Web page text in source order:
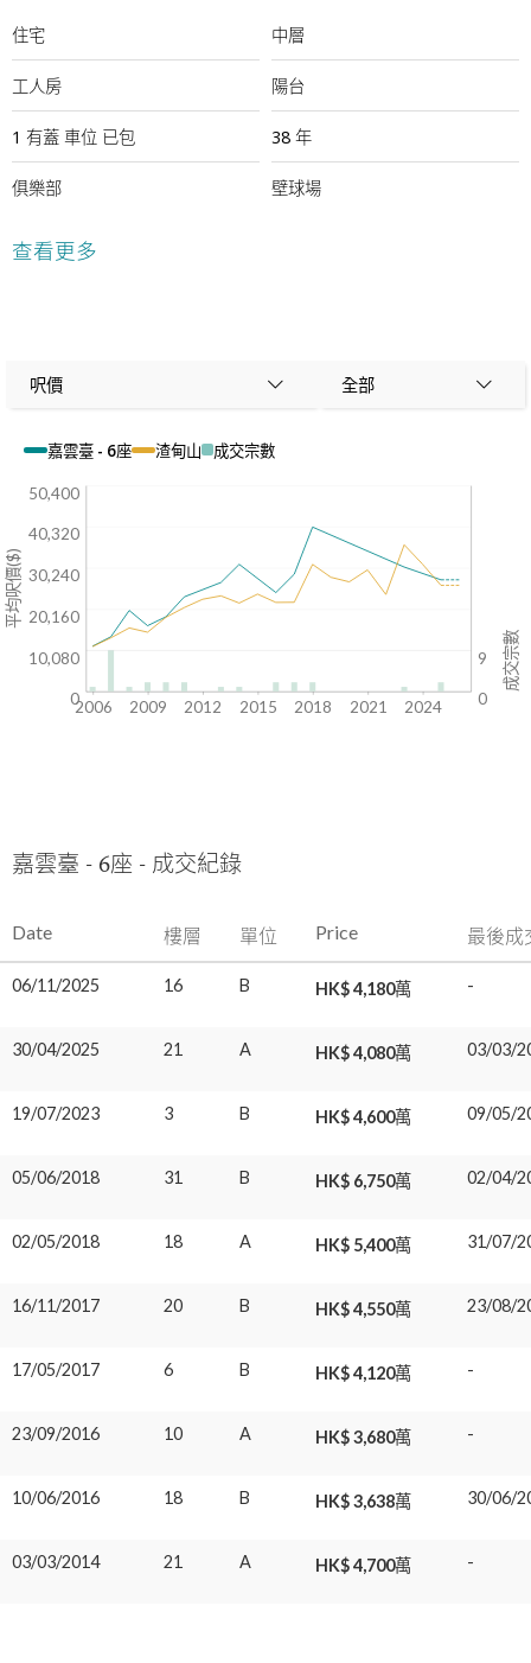
住宅 中層
工人房 陽台
1 有蓋 車位 已包 38 年
俱樂部 壁球場
網球場
查看更多
呎價 全部
嘉雲臺 - 6座 渣甸山 成交宗數
9
0
2006 2009 2012 2015 2018 2021 2024
成交宗數
50,400
40,320
30,240
20,160
10,080
0
平均呎價($)
嘉雲臺 - 6座 - 成交紀錄
Date 樓層 單位 Price 最後成
06/11/2025 16 B HK$ 4,180萬 -
30/04/2025 21 A HK$ 4,080萬 03/03/
19/07/2023 3 B HK$ 4,600萬 09/05/
05/06/2018 31 B HK$ 6,750萬 02/04/
02/05/2018 18 A HK$ 5,400萬 31/07/
16/11/2017 20 B HK$ 4,550萬 23/08/
17/05/2017 6 B HK$ 4,120萬 -
23/09/2016 10 A HK$ 3,680萬 -
10/06/2016 18 B HK$ 3,638萬 30/06/
03/03/2014 21 A HK$ 4,700萬 -